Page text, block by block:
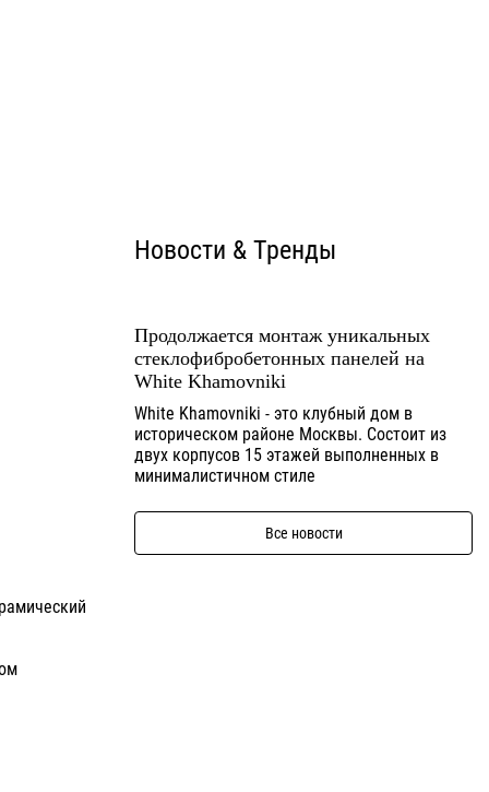
Новости & Тренды
Продолжается монтаж уникальных
стеклофибробетонных панелей на
White Khamovniki
White Khamovniki - это клубный дом в
историческом районе Москвы. Состоит из
двух корпусов 15 этажей выполненных в
минималистичном стиле
Все новости